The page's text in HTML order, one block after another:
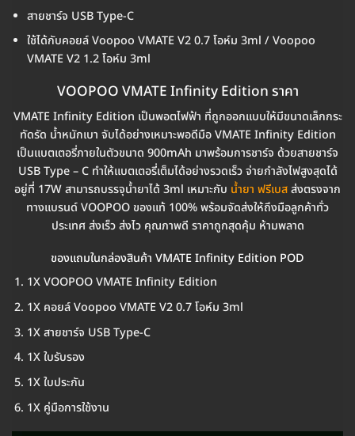
สายชาร์จ USB Type-C
ใช้ได้กับคอยล์ Voopoo VMATE V2 0.7 โอห์ม 3ml / Voopoo
VMATE V2 1.2 โอห์ม 3ml
VOOPOO VMATE Infinity Edition ราคา
VMATE Infinity Edition เป็นพอตไฟฟ้า ที่ถูกออกแบบให้มีขนาดเล็กกระ
ทัดรัด น้ำหนักเบา จับได้อย่างเหมาะพอดีมือ VMATE Infinity Edition
เป็นแบตเตอรี่ภายในตัวขนาด 900mAh มาพร้อมการชาร์จ ด้วยสายชาร์จ
USB Type – C ทำให้แบตเตอรี่เต็มได้อย่างรวดเร็ว จ่ายกำลังไฟสูงสุดได้
อยู่ที่ 17W สามารถบรรจุน้ำยาได้ 3ml เหมาะกับ น้ำยา ฟรีเบสส่งตรงจาก
ทางแบรนด์ VOOPOO ของแท้ 100% พร้อมจัดส่งให้ถึงมือลูกค้าทั่ว
ประเทศ ส่งเร็ว ส่งไว คุณภาพดี ราคาถูกสุดคุ้ม ห้ามพลาด
ของแถมในกล่องสินค้า VMATE Infinity Edition POD
1X VOOPOO VMATE Infinity Edition
1X คอยล์ Voopoo VMATE V2 0.7 โอห์ม 3ml
1X สายชาร์จ USB Type-C
1X ใบรับรอง
1X ใบประกัน
1X คู่มือการใช้งาน